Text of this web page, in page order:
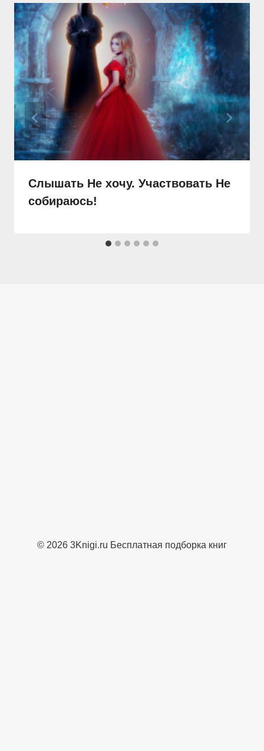
Слышать Не хочу. Участвовать Не
собираюсь!
© 2026 3Knigi.ru Бесплатная подборка книг